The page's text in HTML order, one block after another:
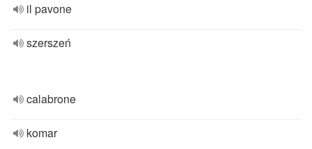
il pavone
szerszeń
calabrone
komar